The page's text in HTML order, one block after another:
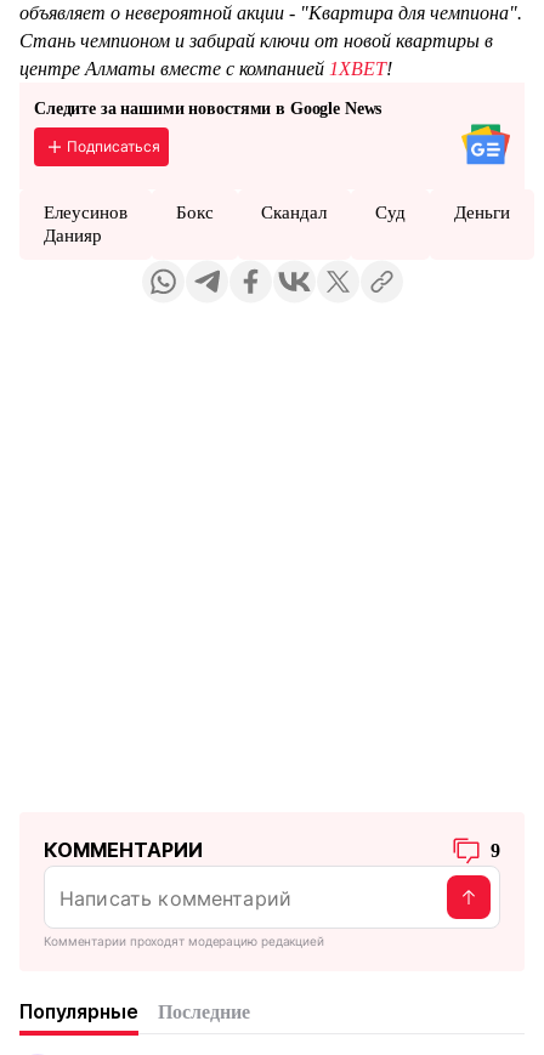
объявляет о невероятной акции - "Квартира для чемпиона".
Стань чемпионом и забирай ключи от новой квартиры в
центре Алматы вместе с компанией 1XBET!
Следите за нашими новостями в Google News
Подписаться
Елеусинов
Данияр
Бокс Скандал Суд Деньги
КОММЕНТАРИИ 9
Комментарии проходят модерацию редакцией
Популярные Последние